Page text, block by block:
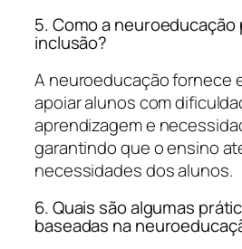
5. Como a neuroeducação
inclusão?
A neuroeducação fornece
apoiar alunos com
aprendizagem e
garantindo que o ensino
necessidades dos alunos.
6. Quais são algumas
baseadas na